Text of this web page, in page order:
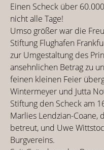
Einen Scheck über
nicht alle Tage!
Umso größer war die
Stiftung Flughafen
zur Umgestaltung des
ansehnlichen Betrag zu
feinen kleinen Feier
Wintermeyer und Jutta
Stiftung den Scheck am
Marlies Lendzian-
betreut, und Uwe
Burgvereins.